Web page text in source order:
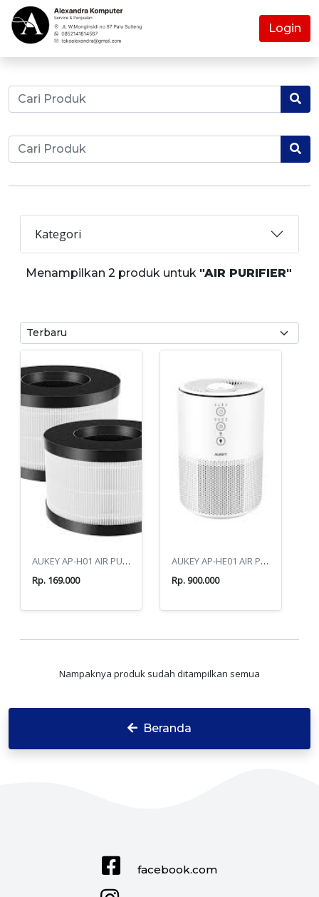
Login
Kategori
Menampilkan 2 produk untuk "AIR PURIFIER"
AUKEY AP-H01 AIR PURIFIER HEPA FILTER
Rp. 169.000
AUKEY AP-HE01 AIR PURIFIER - WHITE
Rp. 900.000
Nampaknya produk sudah ditampilkan semua
Beranda
facebook.com